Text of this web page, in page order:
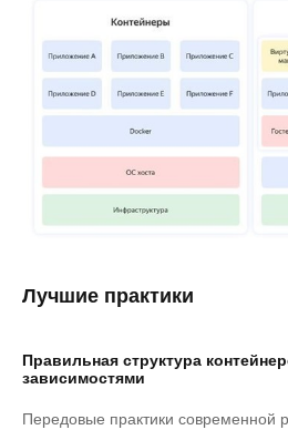
Лучшие практики
Правильная структура
зависимостями
Передовые практики современной